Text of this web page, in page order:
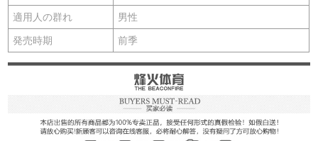
適用人の群れ 男性
発売時期 前季